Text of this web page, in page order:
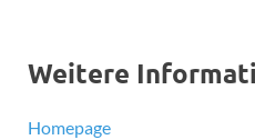
Weitere
Homepage